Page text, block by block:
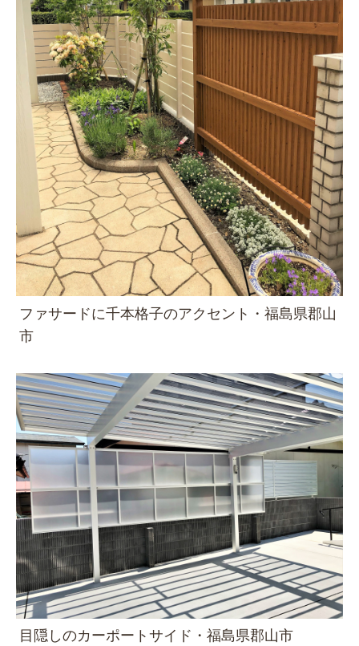
ファサードに千本格子のアクセント・福島県郡山
市
目隠しのカーポートサイド・福島県郡山市